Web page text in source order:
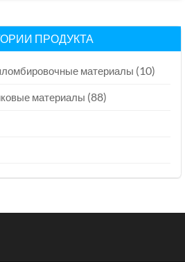
ПРОДУКТА
материалы (10)
материалы (88)